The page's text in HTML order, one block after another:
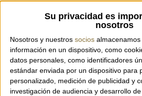
Su privacidad es
nosotros
Nosotros y nuestros socios
información en un dispositivo, como
datos personales, como identificadores
estándar enviada por un dispositivo para
personalizado, medición de publicidad y
investigación de audiencia y desarrollo de
Referencia:TOKYO ANTIK
Bolso de mano de
Imayin.
Disponible en diferentes